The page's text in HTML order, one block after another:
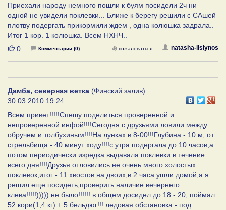
Приехали народу немного пошли к буям посидели 2ч ни
одной не увидели поклевки... Ближе к берегу решили с САшей
плотву подергать прикормили ждем , одна колюшка задрала..
Итог 1 кор. 1 колюшка. Всем НХНЧ..
Нравится
0 Комментарии (0) natasha-lisiynos
пожаловаться
Дамба, северная ветка (Финский залив)
30.03.2010 19:24
Всем привет!!!!!Спешу поделиться проверенной и
непроверенной инфой!!!!Сегодня с друзьями ловили между
обручем и толбухиным!!!!На лунках в 8-00!!!Глубина - 10 м, от
стрельбища - 40 минут ходу!!!!с утра подергала до 10 часов,а
потом периодически изредка выдавала поклевки в течение
всего дня!!!!Друзья отловились не очень много холостых
поклевок,итог - 11 хвостов на двоих,в 2 часа ушли домой,а я
решил еще посидеть,проверить наличие вечернего
клева!!!!!))))) не было!!!!!! в общем досидел до 18 - 20, поймал
52 кори(1,4 кг) + 5 бельдюг!!! ледовая обстановка - под